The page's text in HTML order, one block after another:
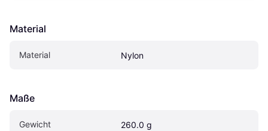
Material
Material Nylon
Maße
Gewicht 260.0 g